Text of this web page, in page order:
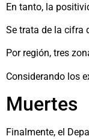
En tanto, la
Se trata de la cifra
Por región, tres
Considerando los
Muertes
Finalmente, el